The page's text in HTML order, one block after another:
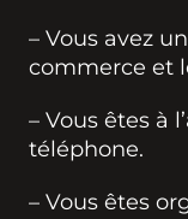
– Vous avez
commerce et
– Vous êtes à
téléphone.
– Vous êtes